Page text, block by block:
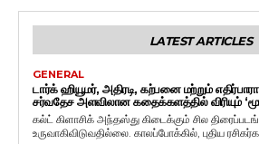
LATEST ARTICLES
GENERAL
டார்க் ஹியூமர், அதிரடி, கற்பனை மற்றும்
சர்வதேச அளவிலான கதைக்களத்தில் விரியும்
கல்ட் கிளாசிக் அந்தஸ்து கிடைக்கும் சில
உருவாகிவிடுவதில்லை. காலப்போக்கில், புதிய